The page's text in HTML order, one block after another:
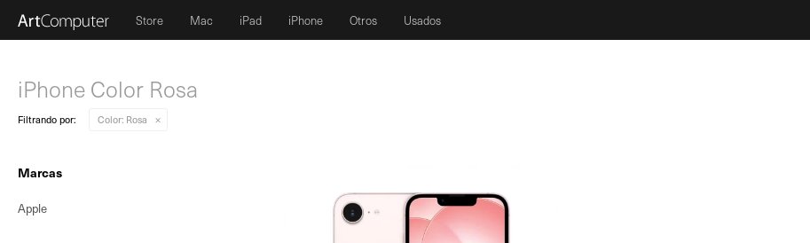
Store Mac iPad iPhone Otros Usados
iPhone Color Rosa
Filtrando por: Color: Rosa
Marcas
Apple